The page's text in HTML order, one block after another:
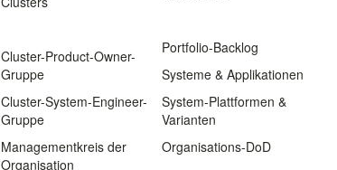
Cluster-Product-Owner-
Gruppe
Cluster-System-Engineer-
Gruppe
Managementkreis der
Organisation
Portfolio-Backlog
Systeme & Applikationen
System-Plattformen &
Varianten
Organisations-DoD